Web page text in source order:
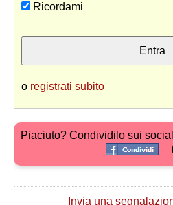
Ricordami
o registrati subito
Piaciuto? Condividilo sui
Invia una